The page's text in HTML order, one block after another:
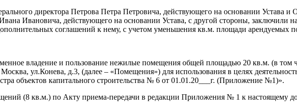
директора Петрова Петра Петровича, действующего на основании Устава
Ивановича, действующего на основании Устава, с другой стороны, заключили
соглашений к нему, с учетом уменьшения кв.м. площади
владение и пользование нежилые помещения общей площадью 20 кв.м. (в
ул.Конева, д.3, (далее – «Помещения») для использования в целях
объектов капитального строительства № 6 от 01.01.20___г. (Приложение №1)».
(8 кв.м.) по Акту приема-передачи в редакции Приложения № 1 к настоящему